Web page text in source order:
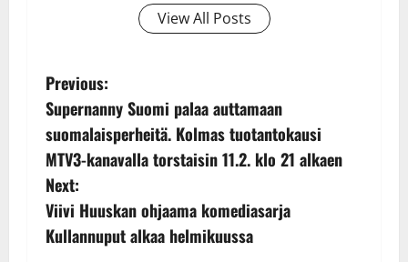
View All Posts
P
o
s
t
n
Previous:
Supernanny Suomi palaa auttamaan
suomalaisperheitä. Kolmas tuotantokausi
MTV3-kanavalla torstaisin 11.2. klo 21 alkaen
Next:
Viivi Huuskan ohjaama komediasarja
Kullannuput alkaa helmikuussa